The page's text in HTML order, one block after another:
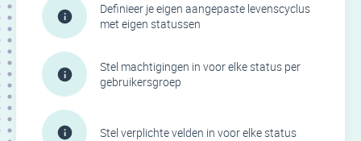
Definieer je eigen aangepaste levenscyclus
met eigen statussen
Stel machtigingen in voor elke status per
gebruikersgroep
Stel verplichte velden in voor elke status